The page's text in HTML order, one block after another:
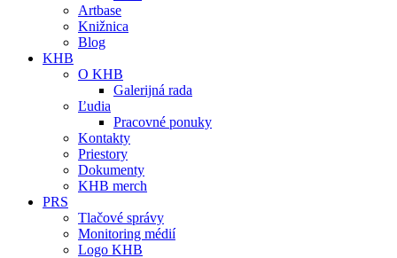
Artbase
Knižnica
Blog
KHB
O KHB
Galerijná rada
Ľudia
Pracovné ponuky
Kontakty
Priestory
Dokumenty
KHB merch
PRS
Tlačové správy
Monitoring médií
Logo KHB